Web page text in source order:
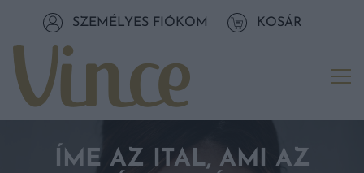
Tovább a tartalomhozSZEMÉLYES FIÓKOM KOSÁR
ÍME AZ ITAL, AMI AZ